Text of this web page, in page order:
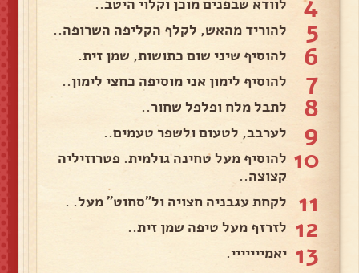
לוודא שבפנים מוכן וקלוי היטב..
5 להוריד מהאש, לקלף הקליפה השרופה..
6 להוסיף שיני שום כתושות, שמן זית.
7 להוסיף לימון אני מוסיפה כחצי לימון..
8 לתבל מלח ופלפל שחור..
9 לערבב, לטעום ולשפר טעמים..
10 להוסיף מעל טחינה גולמית. פטרוזיליה
קצוצה..
11 לקחת עגבניה חצויה ול"סחוט" מעל. .
12 לזרזף מעל טיפה שמן זית..
13 יאמייייייי.